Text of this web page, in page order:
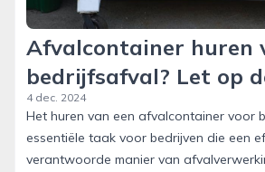
Afvalcontainer huren
bedrijfsafval? Let op
4 dec. 2024
Het huren van een afvalcontainer voor
essentiële taak voor bedrijven die een
verantwoorde manier van